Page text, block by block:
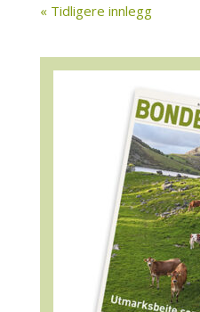
« Tidligere innlegg